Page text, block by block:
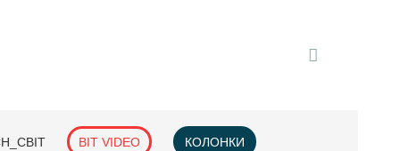
BIT VIDEO КОЛОНКИ